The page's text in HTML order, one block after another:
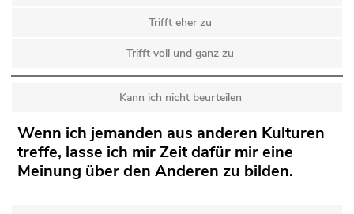
Trifft eher zu
Trifft voll und ganz zu
Kann ich nicht beurteilen
Wenn ich jemanden aus anderen Kulturen
treffe, lasse ich mir Zeit dafür mir eine
Meinung über den Anderen zu bilden.